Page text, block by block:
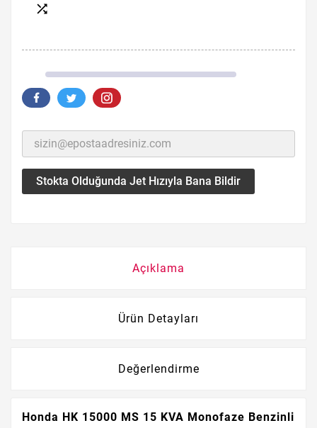

Stokta Olduğunda Jet Hızıyla Bana Bildir
Açıklama
Ürün Detayları
Değerlendirme
Honda HK 15000 MS 15 KVA Monofaze Benzinli